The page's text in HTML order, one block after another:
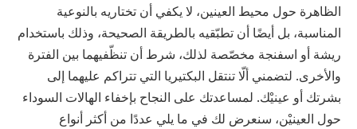
الظاهرة حول محيط العينين، لا يكفي أن تختاريه بالنوعية
المناسبة، بل أيضًا أن تطبّقيه بالطريقة الصحيحة، وذلك باستخدام
ريشة أو اسفنجة مخصّصة لذلك، شرط أن تنظّفيهما بين الفترة
والأخرى. لتضمني ألّا تنتقل البكتيريا التي تتراكم عليهما إلى
بشرتك أو عينيْك. لمساعدتك على النجاح بإخفاء الهالات السوداء
حول العينيْن، سنعرض لك في ما يلي عددًا من أكثر أنواع